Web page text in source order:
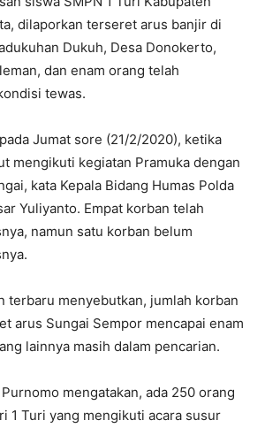
dilaporkan terseret arus banjir di
Dukuh, Desa Donokerto,
dan enam orang telah
tewas.
Jumat sore (21/2/2020), ketika
mengikuti kegiatan Pramuka dengan
kata Kepala Bidang Humas Polda
Yuliyanto. Empat korban telah
namun satu korban belum
terbaru menyebutkan, jumlah korban
arus Sungai Sempor mencapai enam
lainnya masih dalam pencarian.
mengatakan, ada 250 orang
1 Turi yang mengikuti acara susur